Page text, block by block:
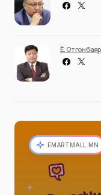
Ё. Отгонбаяр
EMARTMALL.MN